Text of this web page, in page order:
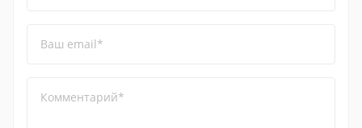
Ваш email*
Комментарий*